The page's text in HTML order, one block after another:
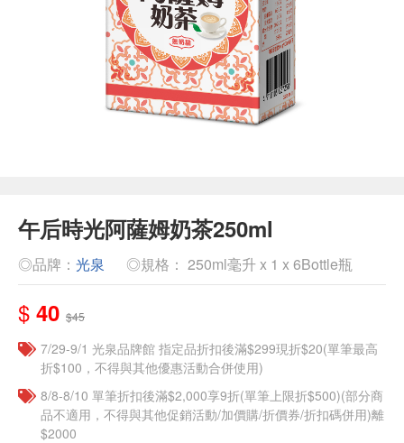
午后時光阿薩姆奶茶250ml
◎品牌： 光泉 ◎規格： 250ml毫升 x 1 x 6Bottle瓶
$ 40 $45
7/29-9/1 光泉品牌館 指定品折扣後滿$299現折$20(單筆最高
折$100，不得與其他優惠活動合併使用)
8/8-8/10 單筆折扣後滿$2,000享9折(單筆上限折$500)(部分商
品不適用，不得與其他促銷活動/加價購/折價券/折扣碼併用)離
$2000